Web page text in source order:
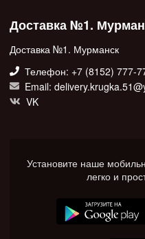
Доставка №1.
Доставка №1. Мурманск
Телефон: +7 (8152) 777-
Email:
VK
Установите наше
легко и